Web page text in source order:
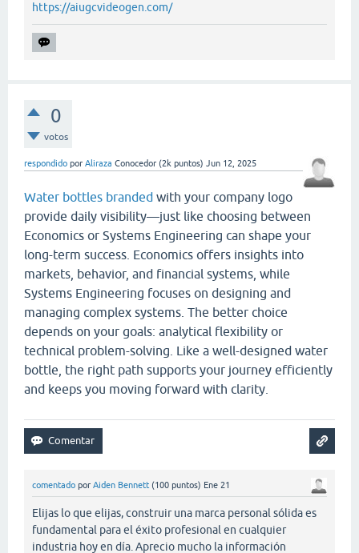
https://aiugcvideogen.com/
0
votos
respondido por Aliraza Conocedor (2k puntos) Jun 12, 2025
Water bottles branded with your company logo
provide daily visibility—just like choosing between
Economics or Systems Engineering can shape your
long-term success. Economics offers insights into
markets, behavior, and financial systems, while
Systems Engineering focuses on designing and
managing complex systems. The better choice
depends on your goals: analytical flexibility or
technical problem-solving. Like a well-designed water
bottle, the right path supports your journey efficiently
and keeps you moving forward with clarity.
comentado por Aiden Bennett (100 puntos) Ene 21
Elijas lo que elijas, construir una marca personal sólida es
fundamental para el éxito profesional en cualquier
industria hoy en día. Aprecio mucho la información